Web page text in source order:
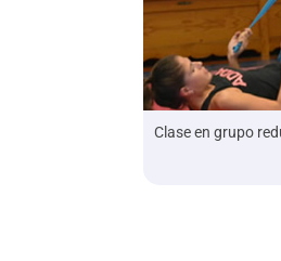
Clase en grupo